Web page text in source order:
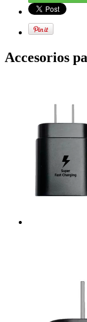
Accesorios